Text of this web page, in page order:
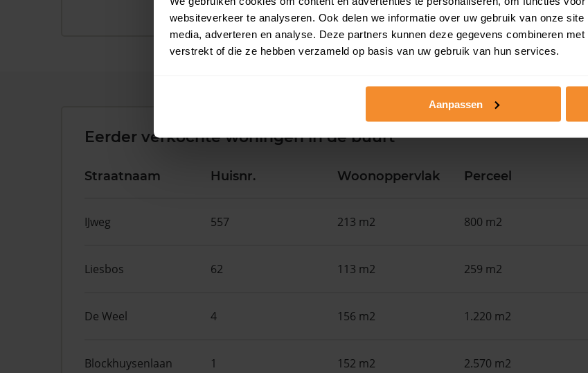
websiteverkeer te analyseren. Ook delen we informatie over uw gebruik van onze
media, adverteren en analyse. Deze partners kunnen deze gegevens combineren
verstrekt of die ze hebben verzameld op basis van uw gebruik van hun services.
Aanpassen
Eerder verkochte woningen in de buurt
Straatnaam Huisnr. Woonoppervlak Perceel
IJweg 557 213 m2 800 m2
Liesbos 62 113 m2 259 m2
De Weel 4 156 m2 1.220 m2
Blockhuysenlaan 1 152 m2 2.570 m2